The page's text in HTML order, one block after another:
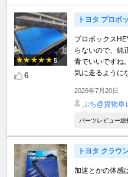
5
6
トヨタ プロボ
プロボックス
らないので、純
青でいいですね
気に走るように
2026年7月20日
ぶち@貨物車
パーツレビュー
トヨタ クラウ
加速とかの体感